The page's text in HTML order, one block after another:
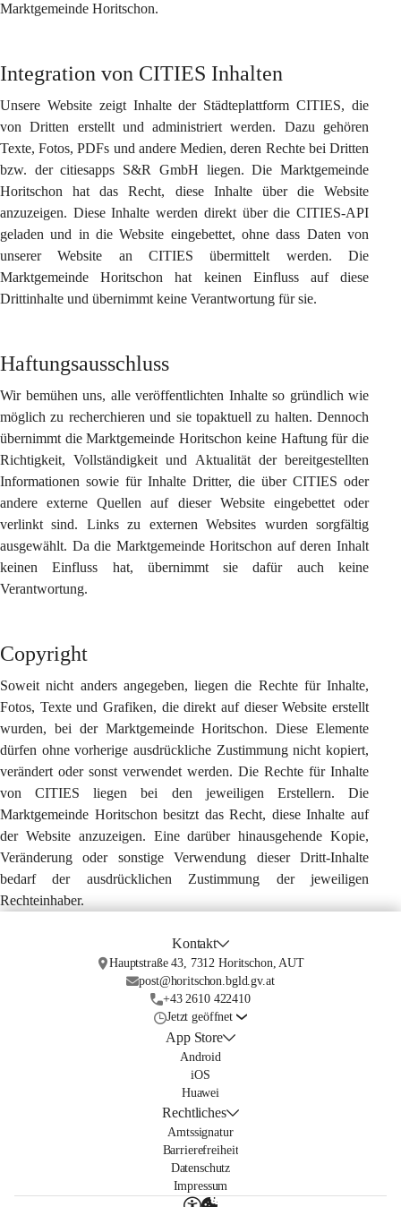
Marktgemeinde Horitschon.
Integration von CITIES Inhalten
Unsere Website zeigt Inhalte der Städteplattform CITIES, die
von Dritten erstellt und administriert werden. Dazu gehören
Texte, Fotos, PDFs und andere Medien, deren Rechte bei Dritten
bzw. der citiesapps S&R GmbH liegen. Die Marktgemeinde
Horitschon hat das Recht, diese Inhalte über die Website
anzuzeigen. Diese Inhalte werden direkt über die CITIES-API
geladen und in die Website eingebettet, ohne dass Daten von
unserer Website an CITIES übermittelt werden. Die
Marktgemeinde Horitschon hat keinen Einfluss auf diese
Drittinhalte und übernimmt keine Verantwortung für sie.
Haftungsausschluss
Wir bemühen uns, alle veröffentlichten Inhalte so gründlich wie
möglich zu recherchieren und sie topaktuell zu halten. Dennoch
übernimmt die Marktgemeinde Horitschon keine Haftung für die
Richtigkeit, Vollständigkeit und Aktualität der bereitgestellten
Informationen sowie für Inhalte Dritter, die über CITIES oder
andere externe Quellen auf dieser Website eingebettet oder
verlinkt sind. Links zu externen Websites wurden sorgfältig
ausgewählt. Da die Marktgemeinde Horitschon auf deren Inhalt
keinen Einfluss hat, übernimmt sie dafür auch keine
Verantwortung.
Copyright
Soweit nicht anders angegeben, liegen die Rechte für Inhalte,
Fotos, Texte und Grafiken, die direkt auf dieser Website erstellt
wurden, bei der Marktgemeinde Horitschon. Diese Elemente
dürfen ohne vorherige ausdrückliche Zustimmung nicht kopiert,
verändert oder sonst verwendet werden. Die Rechte für Inhalte
von CITIES liegen bei den jeweiligen Erstellern. Die
Marktgemeinde Horitschon besitzt das Recht, diese Inhalte auf
der Website anzuzeigen. Eine darüber hinausgehende Kopie,
Veränderung oder sonstige Verwendung dieser Dritt-Inhalte
bedarf der ausdrücklichen Zustimmung der jeweiligen
Rechteinhaber.
Kontakt
Hauptstraße 43, 7312 Horitschon, AUT
post@horitschon.bgld.gv.at
+43 2610 422410
Jetzt geöffnet
App Store
Android
iOS
Huawei
Rechtliches
Amtssignatur
Barrierefreiheit
Datenschutz
Impressum